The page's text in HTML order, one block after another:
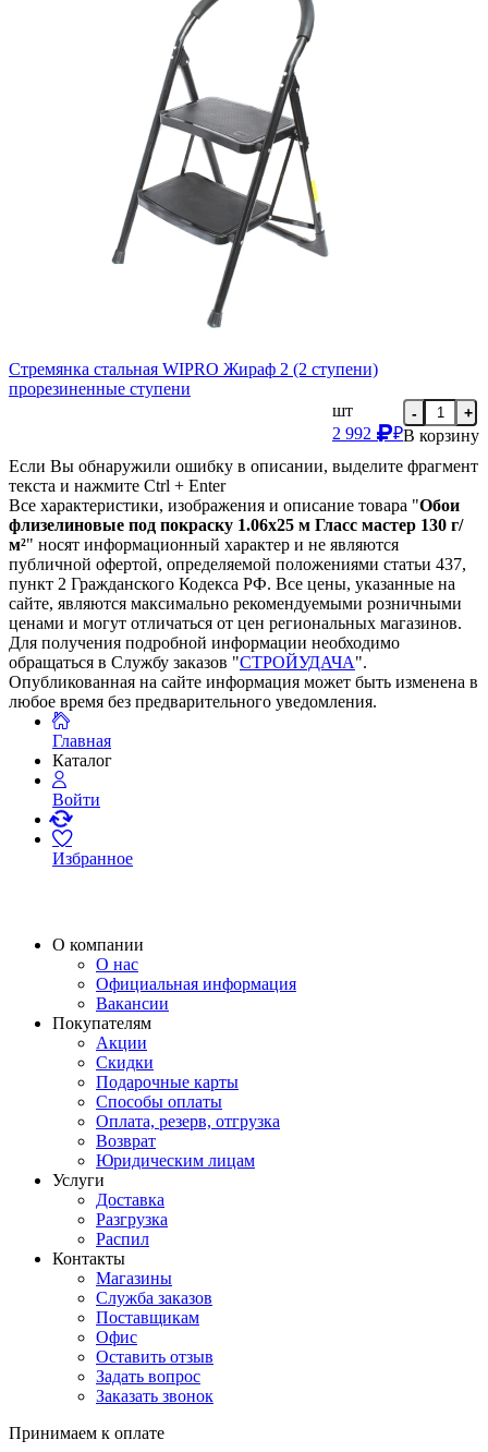
Стремянка стальная WIPRO Жираф 2 (2 ступени)
прорезиненные ступени
шт
2 992
₽
- +
В корзину
Если Вы обнаружили ошибку в описании, выделите фрагмент
текста и нажмите Ctrl + Enter
Все характеристики, изображения и описание товара "Обои
флизелиновые под покраску 1.06х25 м Гласс мастер 130 г/
м²" носят информационный характер и не являются
публичной офертой, определяемой положениями статьи 437,
пункт 2 Гражданского Кодекса РФ. Все цены, указанные на
сайте, являются максимально рекомендуемыми розничными
ценами и могут отличаться от цен региональных магазинов.
Для получения подробной информации необходимо
обращаться в Службу заказов "СТРОЙУДАЧА".
Опубликованная на сайте информация может быть изменена в
любое время без предварительного уведомления.
Главная
Каталог
Войти
Избранное
О компании
О нас
Официальная информация
Вакансии
Покупателям
Акции
Скидки
Подарочные карты
Способы оплаты
Оплата, резерв, отгрузка
Возврат
Юридическим лицам
Услуги
Доставка
Разгрузка
Распил
Контакты
Магазины
Служба заказов
Поставщикам
Офис
Оставить отзыв
Задать вопрос
Заказать звонок
Принимаем к оплате